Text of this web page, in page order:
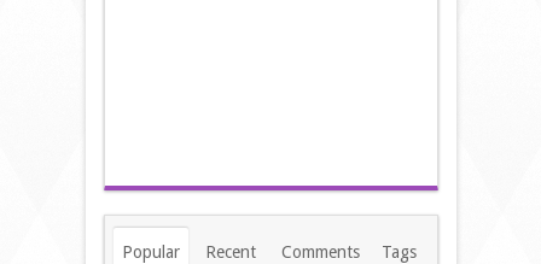
Popular Recent Comments Tags